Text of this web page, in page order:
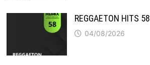
REGGAETON HITS 58
04/08/2026